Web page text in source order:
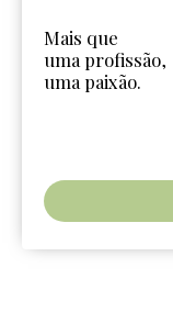
Mais que
uma profissão,
uma paixão.